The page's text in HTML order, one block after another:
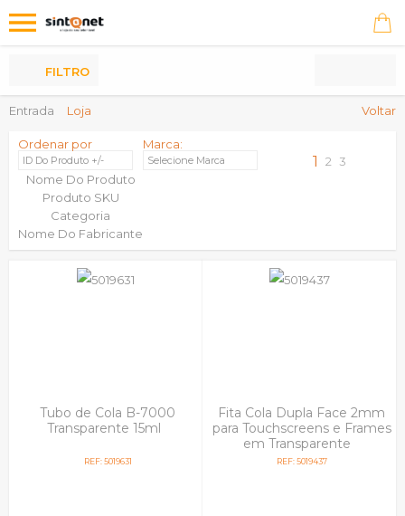
Produtos
Entrada Loja Voltar
FILTRO
Ordenar por
ID Do Produto +/-
Nome Do Produto
Produto SKU
Categoria
Nome Do Fabricante
Marca:
Selecione Marca 1 2 3
Tubo de Cola B-7000
Transparente 15ml
REF: 5019631
Fita Cola Dupla Face 2mm
para Touchscreens e Frames
em Transparente
REF: 5019437